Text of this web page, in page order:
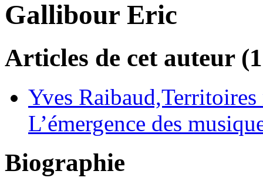
Gallibour Eric
Articles de cet auteur
Yves
L’émergence des
Biographie